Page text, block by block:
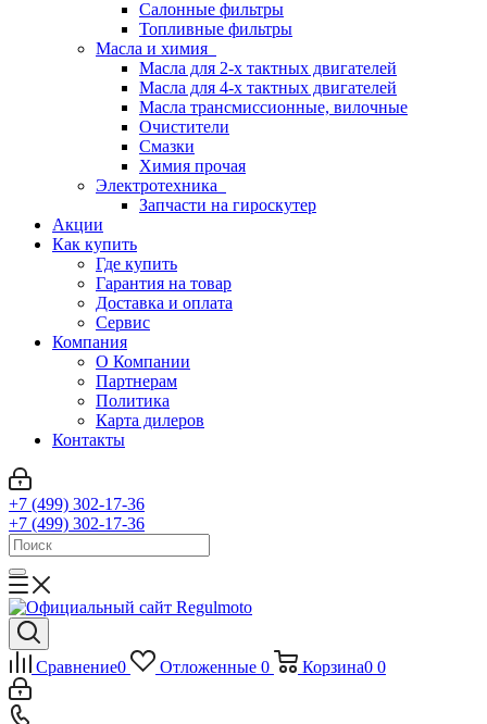
Салонные фильтры
Топливные фильтры
Масла и химия
Масла для 2-х тактных двигателей
Масла для 4-х тактных двигателей
Масла трансмиссионные, вилочные
Очистители
Смазки
Химия прочая
Электротехника
Запчасти на гироскутер
Акции
Как купить
Где купить
Гарантия на товар
Доставка и оплата
Сервис
Компания
О Компании
Партнерам
Политика
Карта дилеров
Контакты
+7 (499) 302-17-36
+7 (499) 302-17-36
Сравнение0 Отложенные 0 Корзина0 0